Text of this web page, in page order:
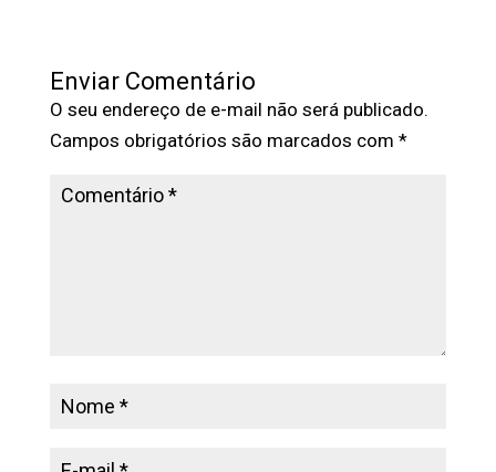
Enviar Comentário
O seu endereço de e-mail não será publicado.
Campos obrigatórios são marcados com *